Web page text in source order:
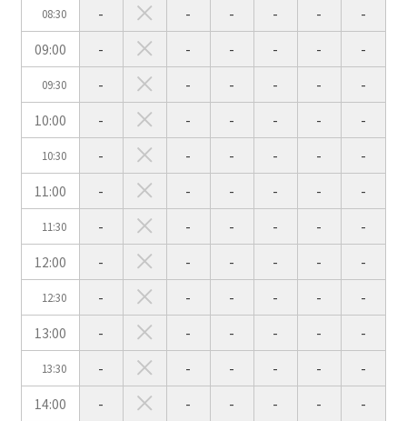
08:30 - - - - -
-
09:00
- - - - - -
09:30 - - - - -
-
10:00
- - - - - -
10:30 - - - - -
-
11:00
- - - - - -
11:30 - - - - -
-
12:00
- - - - - -
12:30 - - - - -
-
13:00
- - - - - -
13:30 - - - - -
-
14:00
- - - - - -
こちらの会議室の空室状況は
以下からお問合せください。
お電話でのお問合せ
03-3346-1396
受付時間 9:00～18:00（土日祝日・年末年始を除く）
WEBからのお問合せ
時間単位で選ぶ
人数／レイアウト※複数選択可能
スクール
2名掛け
スクール
3名掛け
シアター
形式
口の字型 T字島型